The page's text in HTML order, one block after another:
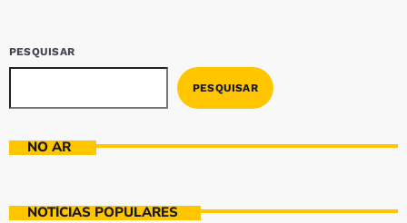
PESQUISAR
PESQUISAR
NO AR
NOTÍCIAS POPULARES